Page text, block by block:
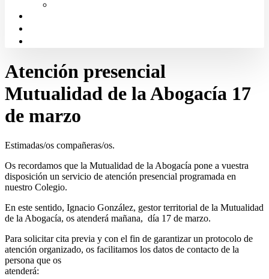
Atención presencial
Mutualidad de la Abogacía 17
de marzo
Estimadas/os compañeras/os.
Os recordamos que la Mutualidad de la Abogacía pone a vuestra
disposición un servicio de atención presencial programada en
nuestro Colegio.
En este sentido, Ignacio González, gestor territorial de la Mutualidad
de la Abogacía, os atenderá mañana, día 17 de marzo.
Para solicitar cita previa y con el fin de garantizar un protocolo de
atención organizado, os facilitamos los datos de contacto de la
persona que os
atenderá: